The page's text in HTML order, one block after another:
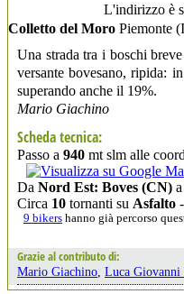
L'indirizzo è
Colletto del Moro Piemonte
Una strada tra i boschi
versante bovesano, ripida:
superando anche il 19%.
Mario Giachino
Scheda tecnica:
Passo a 940 mt slm alle
Da Nord Est: Boves (CN) a
Circa 10 tornanti su Asfalto
9 bikers hanno già percorso
Grazie al contributo di:
Mario Giachino Luca Giovanni